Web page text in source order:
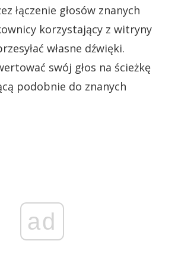
łączenie głosów znanych
korzystający z witryny
własne dźwięki.
swój głos na ścieżkę
podobnie do znanych
ad